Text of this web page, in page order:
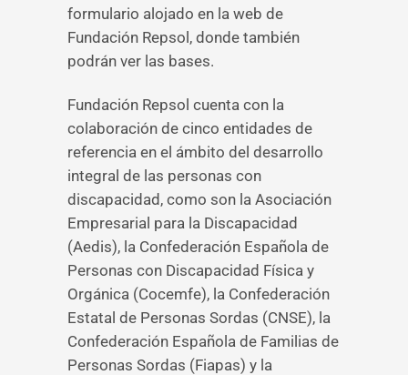
formulario alojado en la web de
Fundación Repsol, donde también
podrán ver las bases.
Fundación Repsol cuenta con la
colaboración de cinco entidades de
referencia en el ámbito del desarrollo
integral de las personas con
discapacidad, como son la Asociación
Empresarial para la Discapacidad
(Aedis), la Confederación Española de
Personas con Discapacidad Física y
Orgánica (Cocemfe), la Confederación
Estatal de Personas Sordas (CNSE), la
Confederación Española de Familias de
Personas Sordas (Fiapas) y la